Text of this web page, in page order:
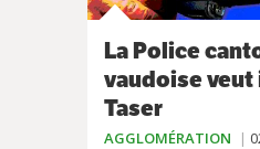
La Police
vaudoise
Taser
AGGLOMÉRATION